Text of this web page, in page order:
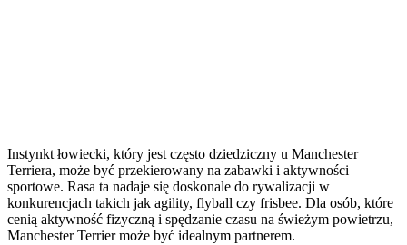
Instynkt łowiecki, który jest często dziedziczny u Manchester
Terriera, może być przekierowany na zabawki i aktywności
sportowe. Rasa ta nadaje się doskonale do rywalizacji w
konkurencjach takich jak agility, flyball czy frisbee. Dla osób, które
cenią aktywność fizyczną i spędzanie czasu na świeżym powietrzu,
Manchester Terrier może być idealnym partnerem.